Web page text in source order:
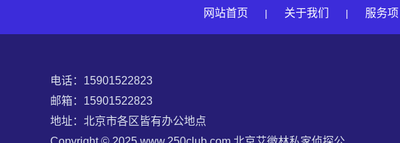
网站首页 | 关于我们 | 服务项
电话：15901522823
邮箱：15901522823‬
地址：北京市各区皆有办公地点